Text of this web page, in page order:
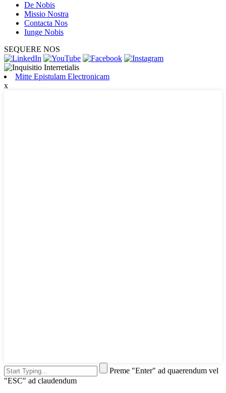
De Nobis
Missio Nostra
Contacta Nos
Iunge Nobis
SEQUERE NOS
Mitte Epistulam Electronicam
x
Preme "Enter" ad quaerendum vel
"ESC" ad claudendum